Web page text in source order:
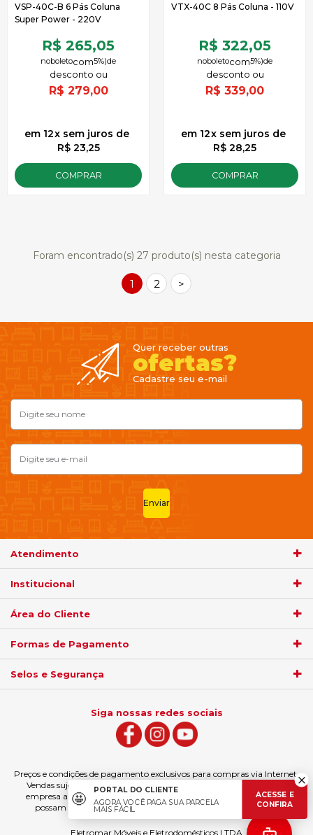
VSP-40C-B 6 Pás Coluna
Super Power - 220V
R$ 265,05
de
5%)
noboleto
R$ 279,00
12x
de
R$ 23,25
sem juros
COMPRAR
VTX-40C 8 Pás Coluna - 110V
R$ 322,05
de
5%)
noboleto
R$ 339,00
12x
de
R$ 28,25
sem juros
COMPRAR
Foram encontrado(s) 27 produto(s) nesta categoria
1 2 >
Quer receber outras
ofertas?
Cadastre seu e-mail
Enviar
Atendimento
Institucional
Área do Cliente
Formas de Pagamento
Selos e Segurança
Siga nossas redes sociais
Preços e condições de pagamento exclusivos para compras via Internet.
Vendas sujeitas à análise e confirmação de dados. Fica garantida à
empresa a eventual retificação das ofertas e erros de digitação que
possam ter sido veiculados, podendo ser estornado a compra.
Eletromar Móveis e Eletrodomésticos LTDA
🤩
PORTAL DO CLIENTE
AGORA VOCÊ PAGA SUA PARCELA
MAIS FÁCIL
ACESSE E
CONFIRA